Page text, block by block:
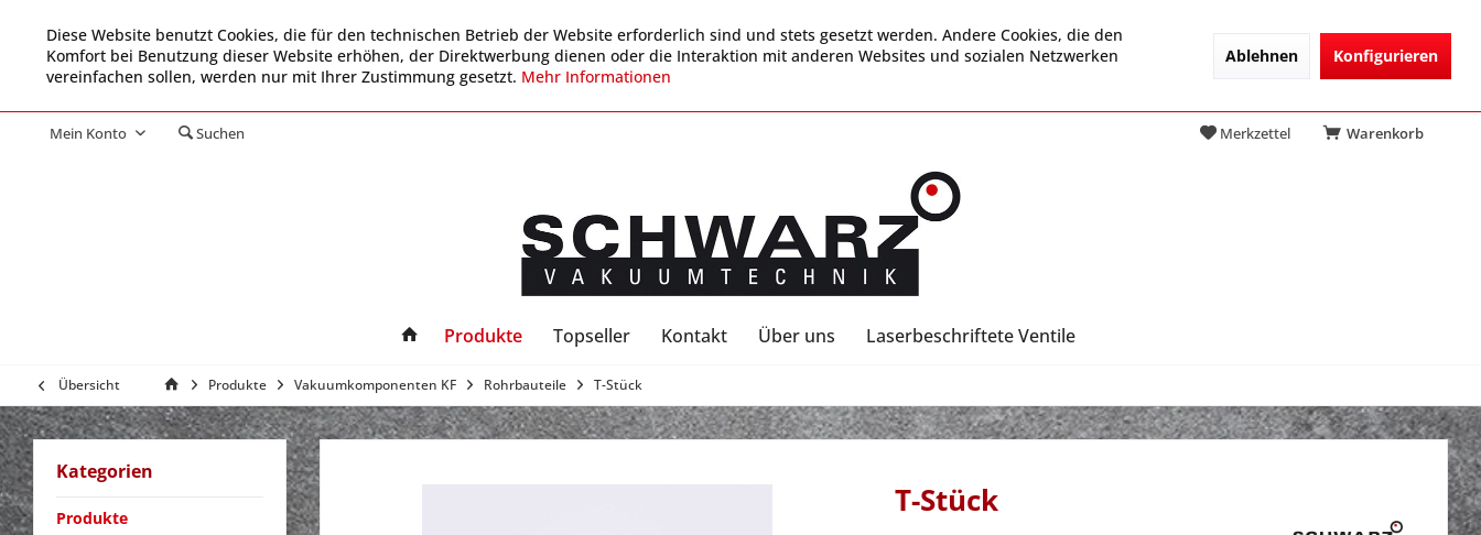
Diese Website benutzt Cookies, die für den technischen Betrieb der Website erforderlich sind und stets gesetzt werden. Andere Cookies, die den
Komfort bei Benutzung dieser Website erhöhen, der Direktwerbung dienen oder die Interaktion mit anderen Websites und sozialen Netzwerken
vereinfachen sollen, werden nur mit Ihrer Zustimmung gesetzt. Mehr Informationen
Ablehnen Konfigurieren
Warenkorb
Merkzettel
Mein Konto Suchen
Produkte Topseller Kontakt Über uns Laserbeschriftete Ventile
Übersicht Produkte Vakuumkomponenten KF Rohrbauteile T-Stück
Kategorien
Produkte
T-Stück